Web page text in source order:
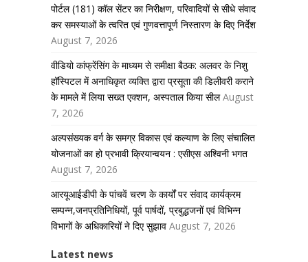
पोर्टल (181) कॉल सेंटर का निरीक्षण, परिवादियों से सीधे संवाद
कर समस्याओं के त्वरित एवं गुणवत्तापूर्ण निस्तारण के दिए निर्देश
August 7, 2026
वीडियो कांफ्रेंसिंग के माध्यम से समीक्षा बैठक: अलवर के निशु
हॉस्पिटल में अनाधिकृत व्यक्ति द्वारा प्रसूता की डिलीवरी कराने
के मामले में लिया सख्त एक्शन, अस्पताल किया सील August
7, 2026
अल्पसंख्यक वर्ग के समग्र विकास एवं कल्याण के लिए संचालित
योजनाओं का हो प्रभावी क्रियान्वयन : एसीएस अश्विनी भगत
August 7, 2026
आरयूआईडीपी के पांचवें चरण के कार्यों पर संवाद कार्यक्रम
सम्पन्न,जनप्रतिनिधियों, पूर्व पार्षदों, प्रबुद्धजनों एवं विभिन्न
विभागों के अधिकारियों ने दिए सुझाव August 7, 2026
Latest news